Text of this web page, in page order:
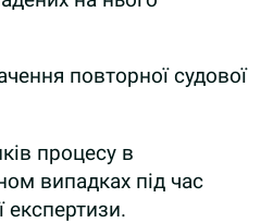
повторної судової
процесу в
випадках під час
експертизи.